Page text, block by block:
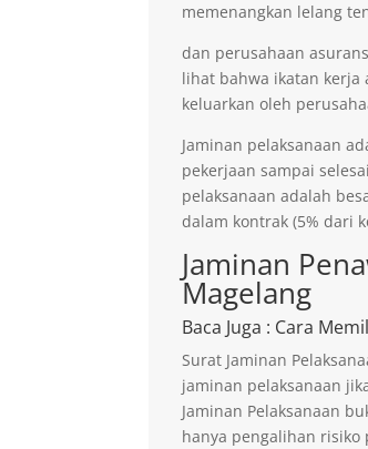
memenangkan lelang
dan perusahaan
lihat bahwa ikatan
keluarkan oleh
Jaminan pelaksanaan
pekerjaan sampai
pelaksanaan adalah
dalam kontrak (5% dari
Jaminan
Magelang
Baca Juga : Cara
Surat Jaminan
jaminan pelaksanaan
Jaminan Pelaksanaan
hanya pengalihan